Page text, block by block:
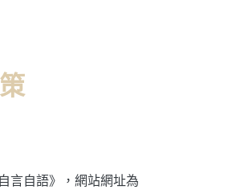
言自語》，網站網址為